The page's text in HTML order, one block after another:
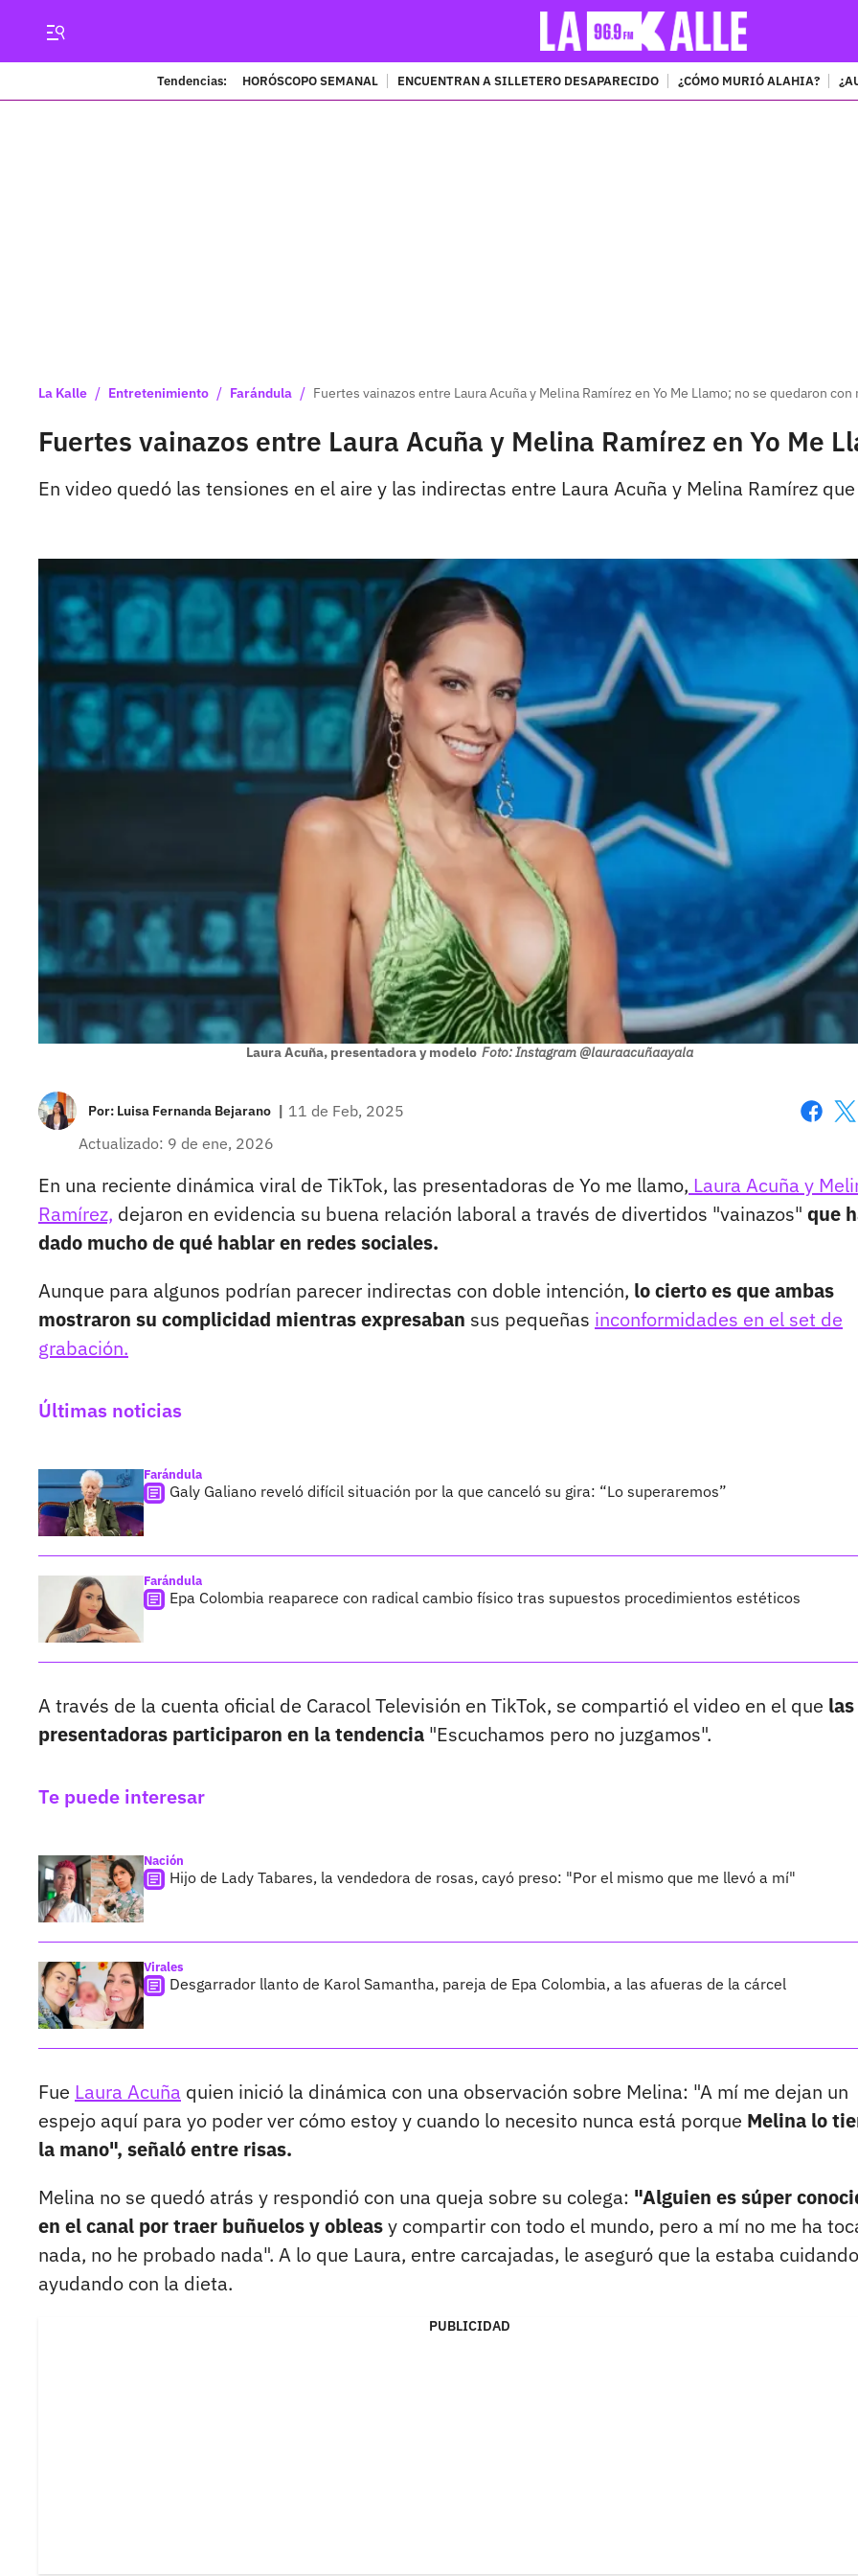
Tendencias: HORÓSCOPO SEMANAL ENCUENTRAN A SILLETERO DESAPARECIDO ¿CÓMO MURIÓ ALAHIA?
La Kalle / Entretenimiento / Farándula / Fuertes vainazos entre Laura Acuña y Melina Ramírez en Yo Me Llamo; no se quedaron con
Fuertes vainazos entre Laura Acuña y Melina Ramírez en Yo Me
En video quedó las tensiones en el aire y las indirectas entre Laura Acuña y Melina Ramírez
Laura Acuña, presentadora y modelo Foto: Instagram @lauraacuñaayala
Por: Luisa Fernanda Bejarano | 11 de Feb, 2025
Actualizado: 9 de ene, 2026
En una reciente dinámica viral de TikTok, las presentadoras de Yo me llamo, Laura Acuña y
Ramírez, dejaron en evidencia su buena relación laboral a través de divertidos "vainazos" que
dado mucho de qué hablar en redes sociales.
Aunque para algunos podrían parecer indirectas con doble intención, lo cierto es que ambas
mostraron su complicidad mientras expresaban sus pequeñas inconformidades en el set de
grabación.
Últimas noticias
Farándula
Galy Galiano reveló difícil situación por la que canceló su gira: “Lo superaremos”
Farándula
Epa Colombia reaparece con radical cambio físico tras supuestos procedimientos estéticos
A través de la cuenta oficial de Caracol Televisión en TikTok, se compartió el video en el que las
presentadoras participaron en la tendencia "Escuchamos pero no juzgamos".
Te puede interesar
Nación
Hijo de Lady Tabares, la vendedora de rosas, cayó preso: "Por el mismo que me llevó a mí"
Virales
Desgarrador llanto de Karol Samantha, pareja de Epa Colombia, a las afueras de la cárcel
Fue Laura Acuña quien inició la dinámica con una observación sobre Melina: "A mí me dejan un
espejo aquí para yo poder ver cómo estoy y cuando lo necesito nunca está porque Melina lo
la mano", señaló entre risas.
Melina no se quedó atrás y respondió con una queja sobre su colega: "Alguien es súper
en el canal por traer buñuelos y obleasy compartir con todo el mundo, pero a mí no me ha
nada, no he probado nada". A lo que Laura, entre carcajadas, le aseguró que la estaba
ayudando con la dieta.
PUBLICIDAD